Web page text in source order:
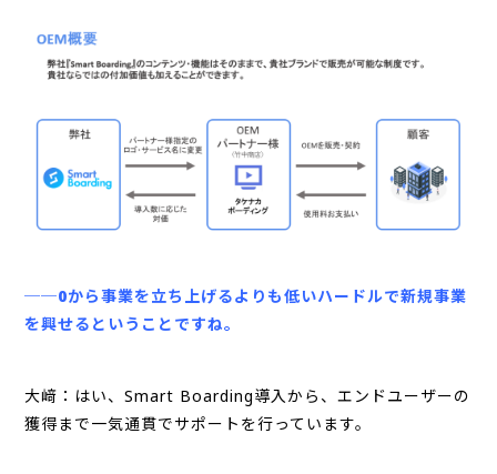
──0から事業を立ち上げるよりも低いハードルで新規事業
を興せるということですね。
大﨑：はい、Smart Boarding導入から、エンドユーザーの
獲得まで一気通貫でサポートを行っています。